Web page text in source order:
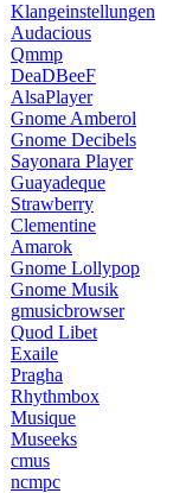
Klangeinstellungen
Audacious
Qmmp
DeaDBeeF
AlsaPlayer
Gnome Amberol
Gnome Decibels
Sayonara Player
Guayadeque
Strawberry
Clementine
Amarok
Gnome Lollypop
Gnome Musik
gmusicbrowser
Quod Libet
Exaile
Pragha
Rhythmbox
Musique
Museeks
cmus
ncmpc